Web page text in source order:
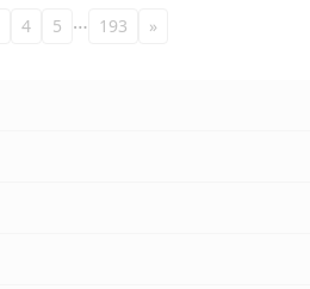
4 5 … 193 »